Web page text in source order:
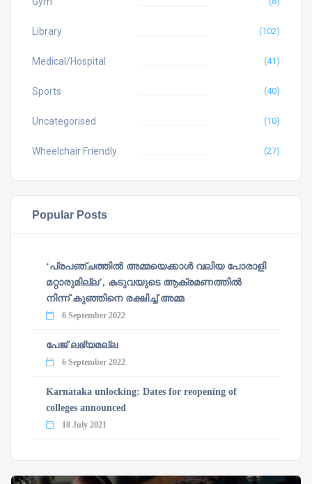
Library (102)
Medical/Hospital (41)
Sports (40)
Uncategorised (10)
Wheelchair Friendly (27)
Popular Posts
‘പ്രപഞ്ചത്തില്‍ അമ്മയെക്കാള്‍ വലിയ പോരാളി
മറ്റാരുമില്ല’, കടുവയുടെ ആക്രമണത്തില്‍
നിന്ന് കുഞ്ഞിനെ രക്ഷിച്ച് അമ്മ
6 September 2022
പേജ് ലഭ്യമല്ല
6 September 2022
Karnataka unlocking: Dates for reopening of
colleges announced
18 July 2021